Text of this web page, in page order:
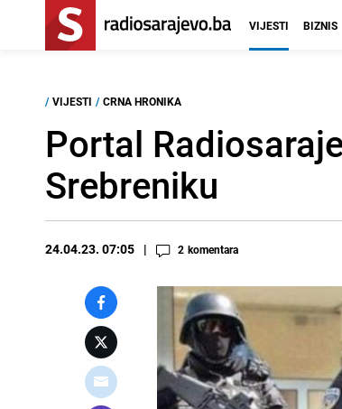
VIJESTI BIZNIS
/ VIJESTI / CRNA HRONIKA
Portal
Srebreniku
24.04.23. 07:05 2 komentara